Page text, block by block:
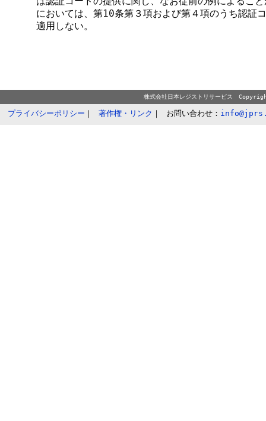
においては、第10条第３項および第４項のうち認証
    適用しない。
株式会社日本レジストリサービス
プライバシーポリシー ｜ 著作権・リンク ｜ お問い合わせ：